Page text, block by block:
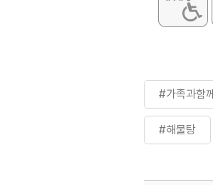
#가족과함께
#해물탕